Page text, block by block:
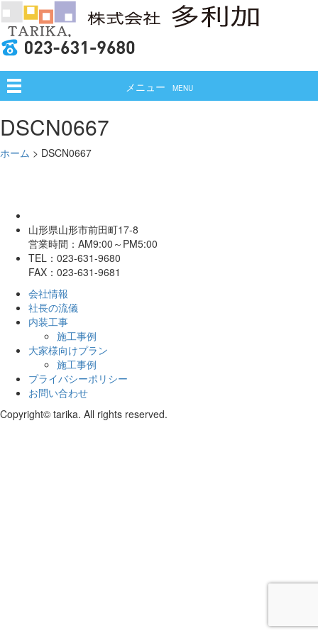
メニュー MENU
DSCN0667
ホーム > DSCN0667
山形県山形市前田町17-8
営業時間：AM9:00～PM5:00
TEL：023-631-9680
FAX：023-631-9681
会社情報
社長の流儀
内装工事
施工事例
大家様向けプラン
施工事例
プライバシーポリシー
お問い合わせ
Copyright© tarika. All rights reserved.